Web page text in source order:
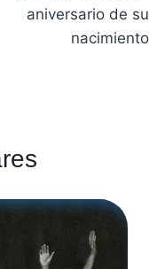
aniversario de su
nacimiento